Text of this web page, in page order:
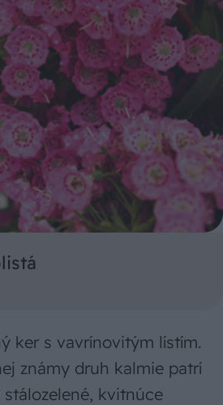
ker s vavrínovitým lístím.
známy druh kalmie patrí
kvitnúce